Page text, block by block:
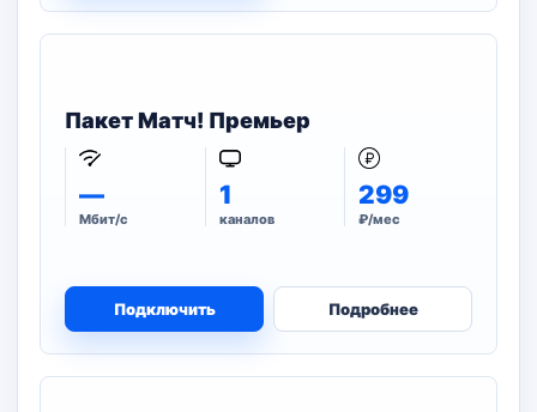
Пакет Матч! Премьер
—
Мбит/с
1
каналов
299
₽/мес
Подключить Подробнее